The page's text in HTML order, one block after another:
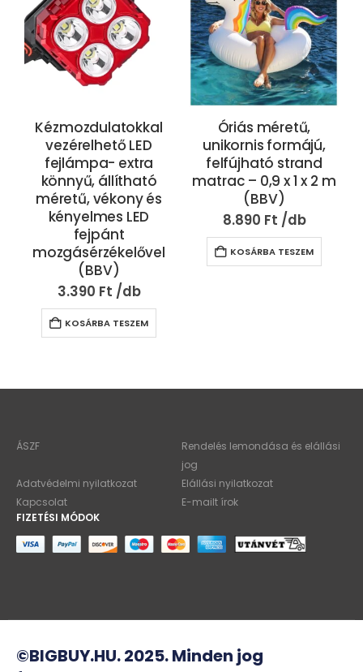
Kézmozdulatokkal
vezérelhető LED
fejlámpa- extra
könnyű, állítható
méretű, vékony és
kényelmes LED
fejpánt
mozgásérzékelővel
(BBV)
3.390 Ft
KOSÁRBA TESZEM
Óriás méretű,
unikornis formájú,
felfújható strand
matrac – 0,9 x 1 x 2 m
(BBV)
8.890 Ft
KOSÁRBA TESZEM
ÁSZF
Rendelés lemondása és elállási
jog
Adatvédelmi nyilatkozat
Elállási nyilatkozat
Kapcsolat
E-mailt írok
FIZETÉSI MÓDOK
©BIGBUY.HU. 2025. Minden jog